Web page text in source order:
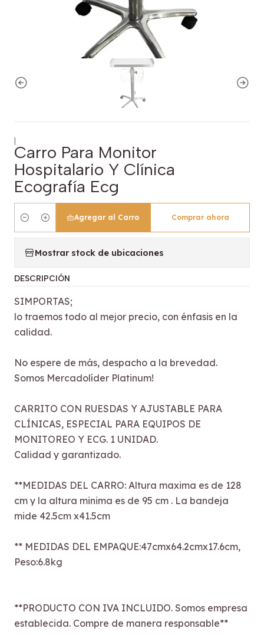
|
Carro Para Monitor
Hospitalario Y Clínica
Ecografía Ecg
Cantidad
Agregar al Carro Comprar ahora
Mostrar stock de ubicaciones
DESCRIPCIÓN
SIMPORTAS;
lo traemos todo al mejor precio, con énfasis en la
calidad.
No espere de más, despacho a la brevedad.
Somos Mercadolíder Platinum!
CARRITO CON RUESDAS Y AJUSTABLE PARA
CLÍNICAS, ESPECIAL PARA EQUIPOS DE
MONITOREO Y ECG. 1 UNIDAD.
Calidad y garantizado.
**MEDIDAS DEL CARRO: Altura maxima es de 128
cm y la altura minima es de 95 cm . La bandeja
mide 42.5cm x41.5cm
** MEDIDAS DEL EMPAQUE:47cmx64.2cmx17.6cm,
Peso:6.8kg
**PRODUCTO CON IVA INCLUIDO. Somos empresa
establecida. Compre de manera responsable**